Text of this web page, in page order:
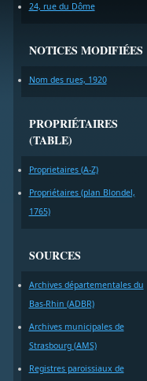
24, rue du Dôme
NOTICES MODIFIÉES
Nom des rues, 1920
PROPRIÉTAIRES
(TABLE)
Proprietaires (A-Z)
Propriétaires (plan Blondel,
1765)
SOURCES
Archives départementales du
Bas-Rhin (ADBR)
Archives municipales de
Strasbourg (AMS)
Registres paroissiaux de